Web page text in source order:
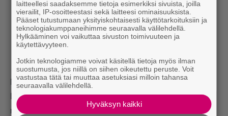
Nimi iski heti molempiin.
Lutkajenkan sanomaa he summaavat filosofiaan, jossa
naiset voivat olla ja tehdä ihan kaikkea, mitä ikinä
laitteellesi saadaksemme tietoja esimerkiksi sivuista, joilla
vierailit, IP-osoitteestasi sekä laitteesi ominaisuuksista.
Pääset tutustumaan yksityiskohtaisesti käyttötarkoituksiin ja
teknologiakumppaneihimme seuraavalla välilehdellä.
Hylkääminen voi vaikuttaa sivuston toimivuuteen ja
käytettävyyteen.
Jotkin teknologiamme voivat käsitellä tietoja myös ilman
suostumusta, jos niillä on siihen oikeutettu peruste. Voit
vastustaa tätä tai muuttaa asetuksiasi milloin tahansa
seuraavalla välilehdellä.
Hyväksyn kaikki